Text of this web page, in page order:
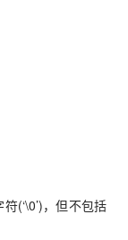
(‘\0’)，但不包括